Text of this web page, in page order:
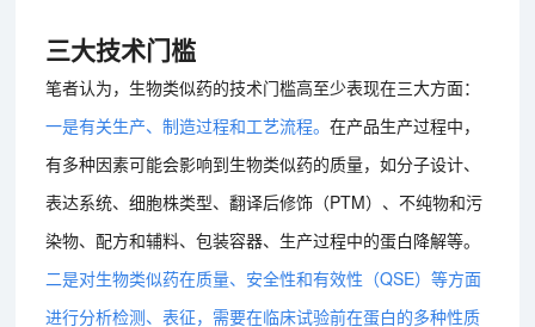
三大技术门槛
笔者认为，生物类似药的技术门槛高至少表现在三大方面：
一是有关生产、制造过程和工艺流程。在产品生产过程中，
有多种因素可能会影响到生物类似药的质量，如分子设计、
表达系统、细胞株类型、翻译后修饰（PTM）、不纯物和污
染物、配方和辅料、包装容器、生产过程中的蛋白降解等。
二是对生物类似药在质量、安全性和有效性（QSE）等方面
进行分析检测、表征，需要在临床试验前在蛋白的多种性质